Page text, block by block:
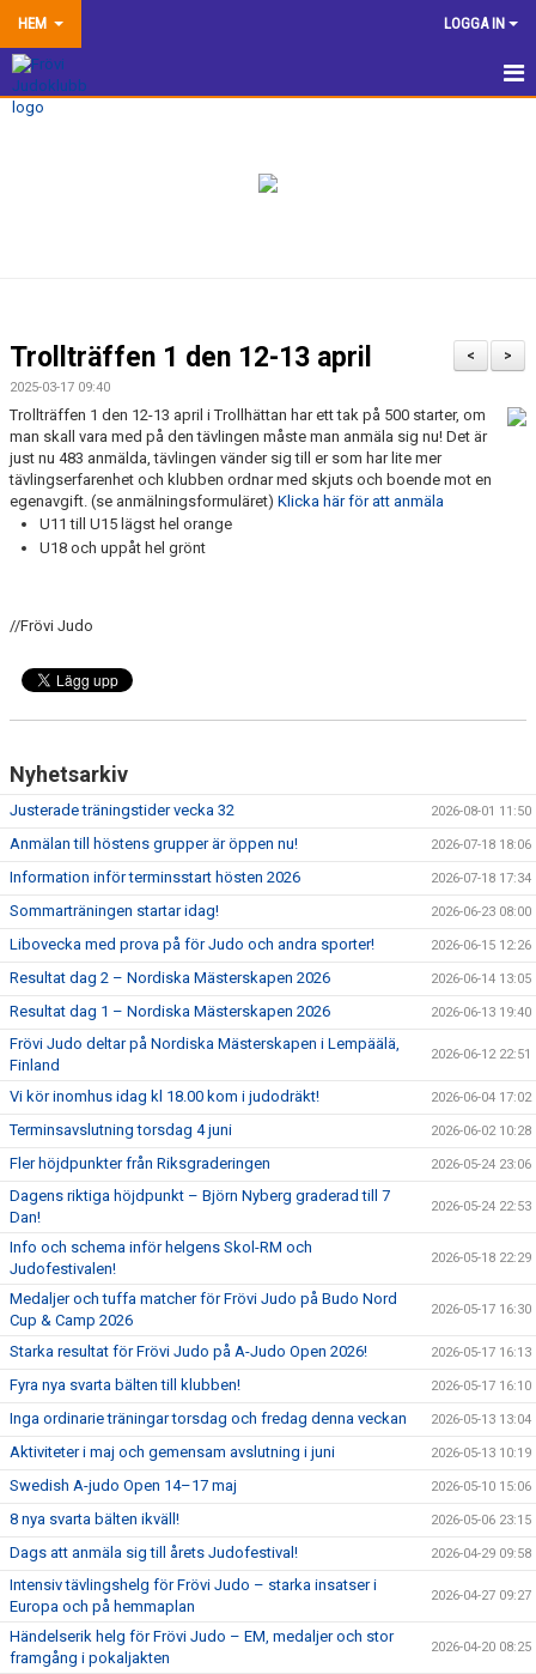
HEM LOGGA IN
HEM
DOKUMENTBANK
KLUBBSHOP
KONTAKTA OSS
WALL OF FAME
>
<
Trollträffen 1 den 12-13 april
2025-03-17 09:40
Trollträffen 1 den 12-13 april i Trollhättan har ett tak på 500 starter, om
man skall vara med på den tävlingen måste man anmäla sig nu! Det är
just nu 483 anmälda, tävlingen vänder sig till er som har lite mer
tävlingserfarenhet och klubben ordnar med skjuts och boende mot en
egenavgift. (se anmälningsformuläret) Klicka här för att anmäla
U11 till U15 lägst hel orange
U18 och uppåt hel grönt
//Frövi Judo
Nyhetsarkiv
Justerade träningstider vecka 32 2026-08-01 11:50
Anmälan till höstens grupper är öppen nu! 2026-07-18 18:06
Information inför terminsstart hösten 2026 2026-07-18 17:34
Sommarträningen startar idag! 2026-06-23 08:00
Libovecka med prova på för Judo och andra sporter! 2026-06-15 12:26
Resultat dag 2 – Nordiska Mästerskapen 2026 2026-06-14 13:05
Resultat dag 1 – Nordiska Mästerskapen 2026 2026-06-13 19:40
Frövi Judo deltar på Nordiska Mästerskapen i Lempäälä,
Finland
2026-06-12 22:51
Vi kör inomhus idag kl 18.00 kom i judodräkt! 2026-06-04 17:02
Terminsavslutning torsdag 4 juni 2026-06-02 10:28
Fler höjdpunkter från Riksgraderingen 2026-05-24 23:06
Dagens riktiga höjdpunkt – Björn Nyberg graderad till 7
Dan!
2026-05-24 22:53
Info och schema inför helgens Skol-RM och
Judofestivalen!
2026-05-18 22:29
Medaljer och tuffa matcher för Frövi Judo på Budo Nord
Cup & Camp 2026
2026-05-17 16:30
Starka resultat för Frövi Judo på A-Judo Open 2026! 2026-05-17 16:13
Fyra nya svarta bälten till klubben! 2026-05-17 16:10
Inga ordinarie träningar torsdag och fredag denna veckan 2026-05-13 13:04
Aktiviteter i maj och gemensam avslutning i juni 2026-05-13 10:19
Swedish A-judo Open 14–17 maj 2026-05-10 15:06
8 nya svarta bälten ikväll! 2026-05-06 23:15
Dags att anmäla sig till årets Judofestival! 2026-04-29 09:58
Intensiv tävlingshelg för Frövi Judo – starka insatser i
Europa och på hemmaplan
2026-04-27 09:27
Händelserik helg för Frövi Judo – EM, medaljer och stor
framgång i pokaljakten
2026-04-20 08:25